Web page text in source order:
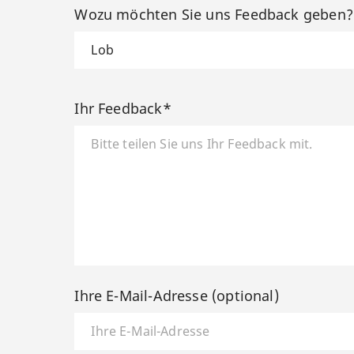
Wozu möchten Sie uns Feedback
Ihr Feedback*
Ihre E-Mail-Adresse (optional)